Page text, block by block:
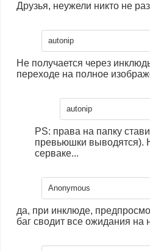
Друзья, неужели никто не
autonip
Не получается через
переходе на полное
autonip
PS: права на папку
превьюшки выводятся).
серваке...
Anonymous
да, при инклюде,
баг сводит все ожидания на